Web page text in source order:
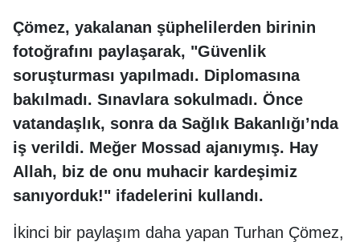
Çömez, yakalanan şüphelilerden birinin
fotoğrafını paylaşarak, "Güvenlik
soruşturması yapılmadı. Diplomasına
bakılmadı. Sınavlara sokulmadı. Önce
vatandaşlık, sonra da Sağlık Bakanlığı’nda
iş verildi. Meğer Mossad ajanıymış. Hay
Allah, biz de onu muhacir kardeşimiz
sanıyorduk!" ifadelerini kullandı.
İkinci bir paylaşım daha yapan Turhan Çömez,